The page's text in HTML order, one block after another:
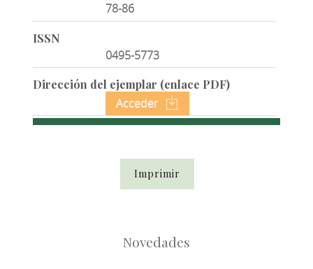
78-86
ISSN
0495-5773
Dirección del ejemplar (enlace PDF)
Acceder
Imprimir
Novedades